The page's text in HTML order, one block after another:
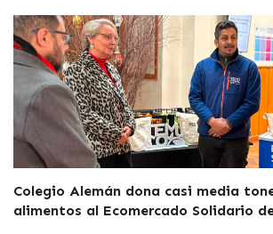
Colegio Alemán dona casi media
alimentos al Ecomercado Solidario